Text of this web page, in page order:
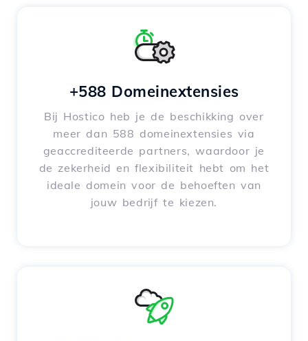
+588 Domeinextensies
Bij Hostico heb je de beschikking over
meer dan 588 domeinextensies via
geaccrediteerde partners, waardoor je
de zekerheid en flexibiliteit hebt om het
ideale domein voor de behoeften van
jouw bedrijf te kiezen.